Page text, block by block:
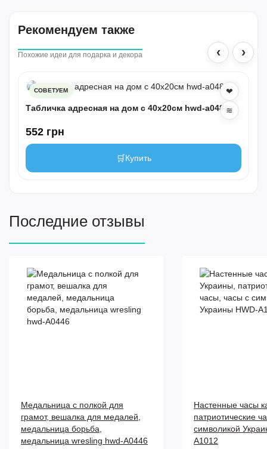
Рекомендуем также
Похожие идеи для подарка и декора ‹
СОВЕТУЕМ
❤
≋
Табличка адресная на дом c 40х20см hwd-a0486
552 грн
🛒Купить
›
Последние отзывы
Медальница с полкой для
грамот, вешалка для медалей,
медальница борьба,
медальница wresling hwd-А0446
Настенные часы
патриотические
символикой
A1012